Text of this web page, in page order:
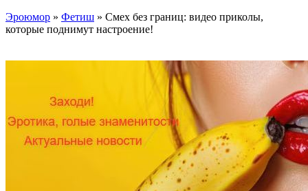
Эроюмор » Фетиш » Смех без границ: видео приколы,
которые поднимут настроение!